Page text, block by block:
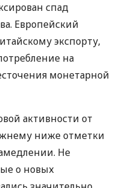
спад
Европейский
экспорту,
на
монетарной
активности от
ниже отметки
Не
о новых